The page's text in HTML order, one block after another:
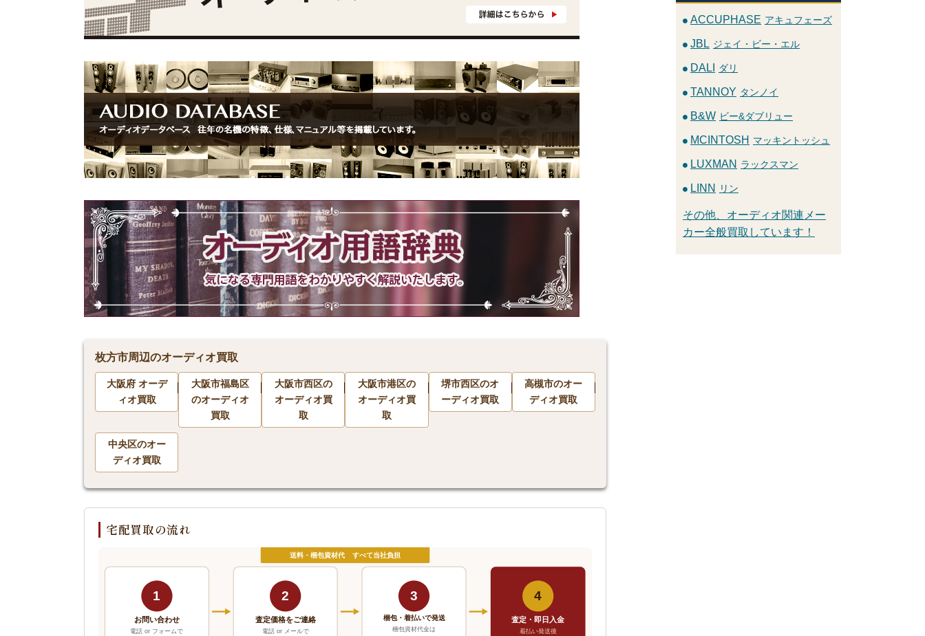
枚方市周辺のオーディオ買取
大阪府 オーデ
ィオ買取
大阪市福島区
のオーディオ
買取
大阪市西区の
オーディオ買
取
大阪市港区の
オーディオ買
取
堺市西区のオ
ーディオ買取
高槻市のオー
ディオ買取
中央区のオー
ディオ買取
宅配買取の流れ
送料・梱包資材代 すべて当社負担
1
お問い合わせ
電話 or フォームで
2
査定価格をご連絡
電話 or メールで
3
梱包・着払いで発送
梱包資材代金は
4
査定・即日入金
着払い発送後
ACCUPHASE アキュフェーズ
JBL ジェイ・ビー・エル
DALI ダリ
TANNOY タンノイ
B&W ビー&ダブリュー
MCINTOSH マッキントッシュ
LUXMAN ラックスマン
LINN リン
その他、オーディオ関連メー
カー全般買取しています！